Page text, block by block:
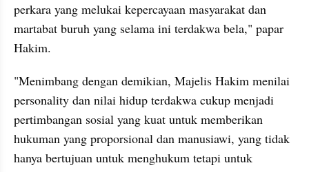
perkara yang melukai kepercayaan masyarakat dan
martabat buruh yang selama ini terdakwa bela," papar
Hakim.
"Menimbang dengan demikian, Majelis Hakim menilai
personality dan nilai hidup terdakwa cukup menjadi
pertimbangan sosial yang kuat untuk memberikan
hukuman yang proporsional dan manusiawi, yang tidak
hanya bertujuan untuk menghukum tetapi untuk